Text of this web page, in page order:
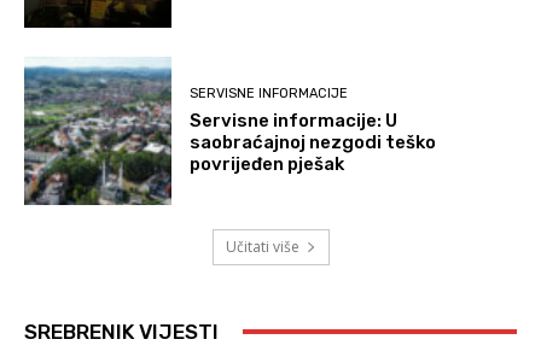
SERVISNE INFORMACIJE
Servisne informacije: U
saobraćajnoj nezgodi teško
povrijeđen pješak
Učitati više
SREBRENIK VIJESTI